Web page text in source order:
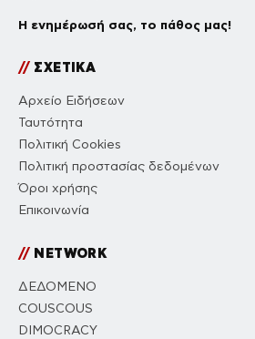
Η ενημέρωσή σας, το πάθος μας!
//ΣΧΕΤΙΚΑ
Αρχείο Ειδήσεων
Ταυτότητα
Πολιτική Cookies
Πολιτική προστασίας δεδομένων
Όροι χρήσης
Επικοινωνία
//NETWORK
ΔΕΔΟΜΕΝΟ
COUSCOUS
DIMOCRACY